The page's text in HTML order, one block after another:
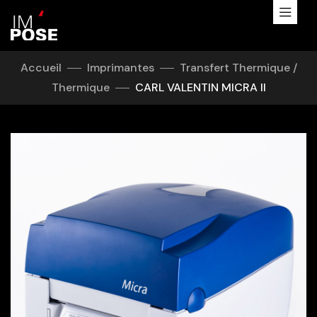
Accueil Imprimantes
Transfert Thermique /
Thermique
CARL VALENTIN MICRA II
Panneau de gestion des cookies